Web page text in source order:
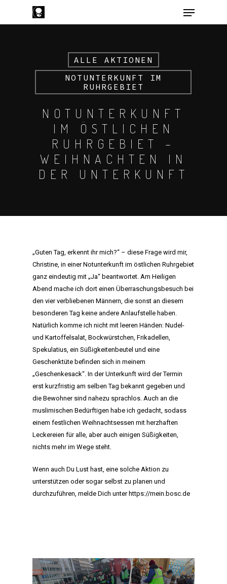
Hit enter to search or ESC to close
ALLE AKTIONEN
NOTUNTERKUNFT IM
RUHRGEBIET
NOTUNTERKUNFT
IM ÖSTLICHEN
RUHRGEBIET –
WEIHNACHTEN IN
DER UNTERKUNFT
„Guten Tag, erkennt ihr mich?“ – diese Frage wird mir,
Christine, in einer Notunterkunft im östlichen Ruhrgebiet
ganz eindeutig mit „Ja“ beantwortet. Am Heiligen
Abend mache ich dort einen Überraschungsbesuch bei
den vier verbliebenen Männern, die sonst an diesem
besonderen Tag keine andere Anlaufstelle haben.
Natürlich komme ich nicht mit leeren Händen: Nudel-
und Kartoffelsalat, Bockwürstchen, Frikadellen,
Spekulatius, ein Süßigkeitenbeutel und eine
Geschenktüte befinden sich in meinem
„Geschenkesack“. In der Unterkunft wird der Termin
erst kurzfristig am selben Tag bekannt gegeben und
die Bewohner sind nahezu sprachlos. Auch an die
muslimischen Bedürftigen habe ich gedacht, sodass
einem festlichen Weihnachtsessen mit herzhaften
Leckereien für alle, aber auch einigen Süßigkeiten,
nichts mehr im Wege steht.
Wenn auch Du Lust hast, eine solche Aktion zu
unterstützen oder sogar selbst zu planen und
durchzuführen, melde Dich unterhttps://mein.bosc.de
MANIFEST